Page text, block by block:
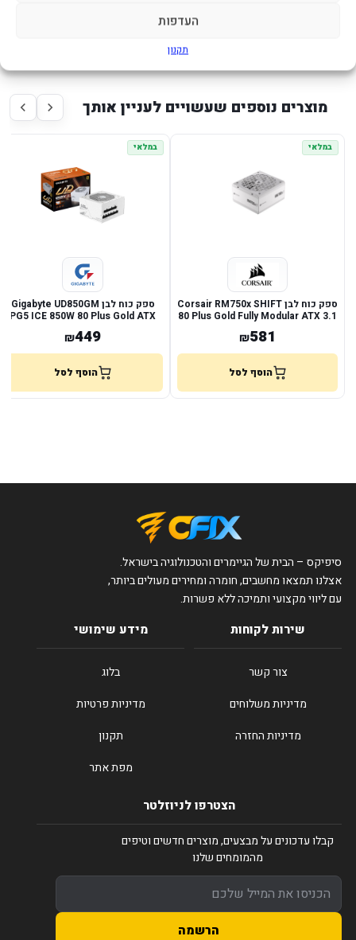
העדפות
תקנון
מוצרים נוספים שעשויים לעניין אותך
במלאי
ספק כוח לבן Corsair RM750x SHIFT
80 Plus Gold Fully Modular ATX 3.1
₪581
הוסף לסל
במלאי
ספק כוח לבן Gigabyte UD850GM
PG5 ICE 850W 80 Plus Gold ATX
3.1
₪449
הוסף לסל
סיפיקס – הבית של הגיימרים והטכנולוגיה בישראל.
אצלנו תמצאו מחשבים, חומרה ומחירים מעולים ביותר,
עם ליווי מקצועי ותמיכה ללא פשרות.
שירות לקוחות
צור קשר
מדיניות משלוחים
מדיניות החזרה
מידע שימושי
בלוג
מדיניות פרטיות
תקנון
מפת אתר
הצטרפו לניוזלטר
קבלו עדכונים על מבצעים, מוצרים חדשים וטיפים
מהמומחים שלנו
הרשמה